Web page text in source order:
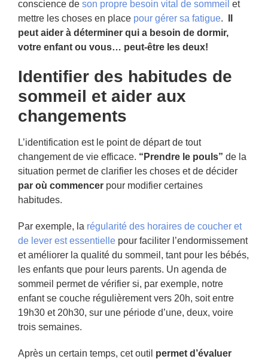
conscience de son propre besoin vital de sommeil et
mettre les choses en place pour gérer sa fatigue.
peut aider à déterminer qui a besoin de dormir,
votre enfant ou vous… peut-être les deux!
Identifier des habitudes de
sommeil et aider aux
changements
L’identification est le point de départ de tout
changement de vie efficace. “Prendre le pouls” de la
situation permet de clarifier les choses et de décider
par où commencer pour modifier certaines
habitudes.
Par exemple, la régularité des horaires de coucher et
de lever est essentielle pour faciliter l’endormissement
et améliorer la qualité du sommeil, tant pour les bébés,
les enfants que pour leurs parents. Un agenda de
sommeil permet de vérifier si, par exemple, notre
enfant se couche régulièrement vers 20h, soit entre
19h30 et 20h30, sur une période d’une, deux, voire
trois semaines.
Après un certain temps, cet outil permet d’évaluer